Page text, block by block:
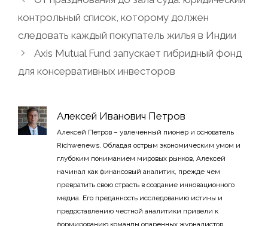
контрольный список, которому должен
следовать каждый покупатель жилья в Индии
Axis Mutual Fund запускает гибридный фонд
для консервативных инвесторов
Алексей Иванович Петров
Алексей Петров – увлеченный пионер и основатель
Richwenews. Обладая острым экономическим умом и
глубоким пониманием мировых рынков, Алексей
начинал как финансовый аналитик, прежде чем
превратить свою страсть в создание инновационного
медиа. Его преданность исследованию истины и
предоставлению честной аналитики привели к
формированию команды одаренных журналистов.